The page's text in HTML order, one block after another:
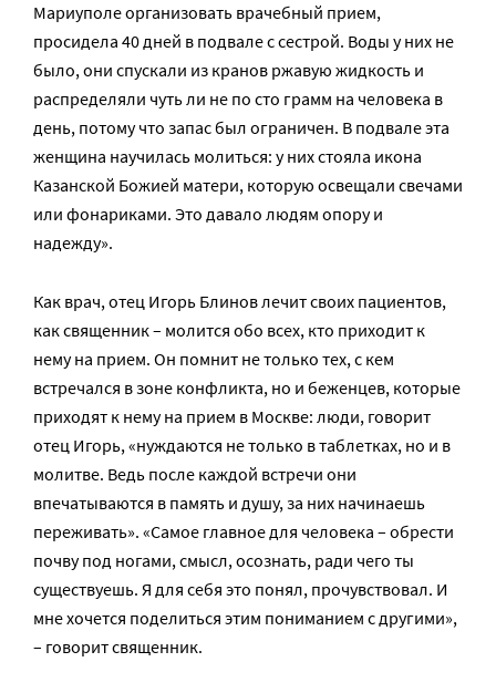
Мариуполе организовать врачебный прием,
просидела 40 дней в подвале с сестрой. Воды у них не
было, они спускали из кранов ржавую жидкость и
распределяли чуть ли не по сто грамм на человека в
день, потому что запас был ограничен. В подвале эта
женщина научилась молиться: у них стояла икона
Казанской Божией матери, которую освещали свечами
или фонариками. Это давало людям опору и
надежду».
Как врач, отец Игорь Блинов лечит своих пациентов,
как священник – молится обо всех, кто приходит к
нему на прием. Он помнит не только тех, с кем
встречался в зоне конфликта, но и беженцев, которые
приходят к нему на прием в Москве: люди, говорит
отец Игорь, «нуждаются не только в таблетках, но и в
молитве. Ведь после каждой встречи они
впечатываются в память и душу, за них начинаешь
переживать». «Самое главное для человека – обрести
почву под ногами, смысл, осознать, ради чего ты
существуешь. Я для себя это понял, прочувствовал. И
мне хочется поделиться этим пониманием с другими»,
– говорит священник.